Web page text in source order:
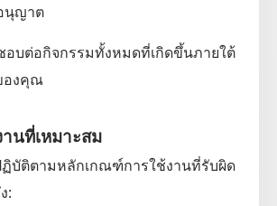
นุญาต
อบต่อกิจกรรมทั้งหมดที่เกิดขึ้นภายใต้
งคุณ
นที่เหมาะสม
ฏิบัติตามหลักเกณฑ์การใช้งานที่รับผิด
: